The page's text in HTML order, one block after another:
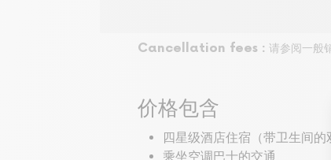
Cancellation fees : 请参阅一般
价格包含
四星级酒店住宿（带卫生间的